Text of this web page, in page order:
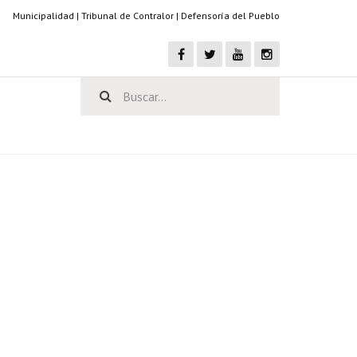
Municipalidad | Tribunal de Contralor | Defensoría del Pueblo